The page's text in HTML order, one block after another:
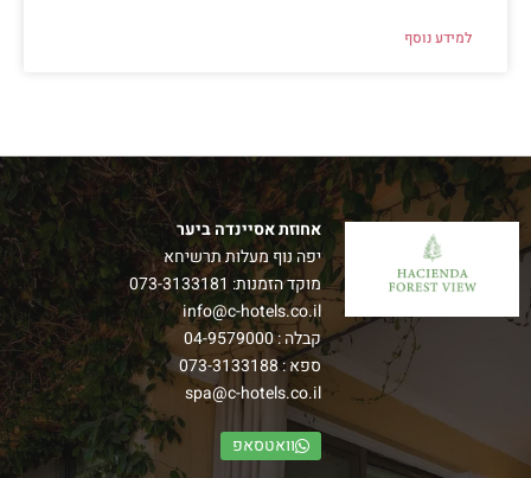
למידע נוסף
אחוזת אסיינדה ביער
יפה נוף מעלות תרשיחא
מוקד הזמנות: 073-3133181
info@c-hotels.co.il
קבלה :04-9579000
ספא :073-3133188
spa@c-hotels.co.il
וואטסאפ